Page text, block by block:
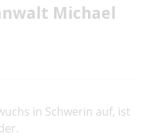
Michael
in Schwerin auf, ist